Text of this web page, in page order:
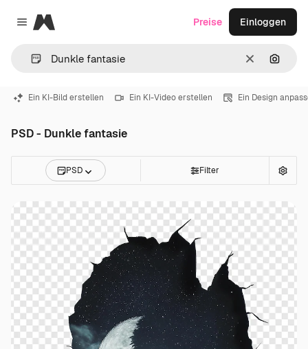
Close menu
Magnific
LöschenNach
Preise Einloggen
Ein KI-Bild erstellen Ein KI-Video erstellen Ein Design
PSD - Dunkle fantasie
PSD Filter